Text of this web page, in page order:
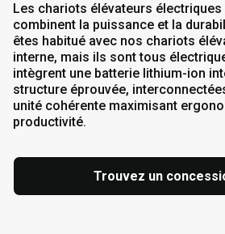
Les chariots élévateurs
combinent la puissance et la
êtes habitué avec nos chariots
interne, mais ils sont tous
intègrent une batterie lithium-ion
structure éprouvée,
unité cohérente maximisant
productivité.
Trouvez un